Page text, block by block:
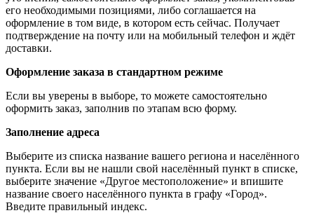
его необходимыми позициями, либо соглашается на
оформление в том виде, в котором есть сейчас. Получает
подтверждение на почту или на мобильный телефон и ждёт
доставки.
Оформление заказа в стандартном режиме
Если вы уверены в выборе, то можете самостоятельно
оформить заказ, заполнив по этапам всю форму.
Заполнение адреса
Выберите из списка название вашего региона и населённого
пункта. Если вы не нашли свой населённый пункт в списке,
выберите значение «Другое местоположение» и впишите
название своего населённого пункта в графу «Город».
Введите правильный индекс.